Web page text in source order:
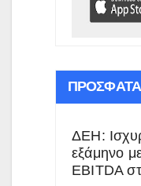
ΔΕΗ:
εξάμηνο
EBITDA